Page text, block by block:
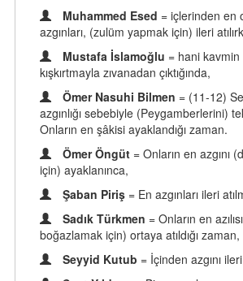
Muhammed Esed = içlerinden en
azgınları, (zulüm yapmak için) ileri
Mustafa İslamoğlu = hani kavmin
kışkırtmayla zıvanadan çıktığında,
Ömer Nasuhi Bilmen = (11-12)
azgınlığı sebebiyle (Peygamberlerini)
Onların en şâkisi ayaklandığı zaman.
Ömer Öngüt = Onların en azgını
için) ayaklanınca,
Şaban Piriş = En azgınları ileri
Sadık Türkmen = Onların en
boğazlamak için) ortaya atıldığı zaman,
Seyyid Kutub = İçinden azgını ileri